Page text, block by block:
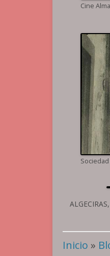
Cine
Inicio »